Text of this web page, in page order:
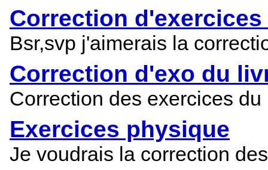
Correction
Bsr,svp j'aimerais la
Correction d'exo du
Correction des exercices
Exercices physique
Je voudrais la correction